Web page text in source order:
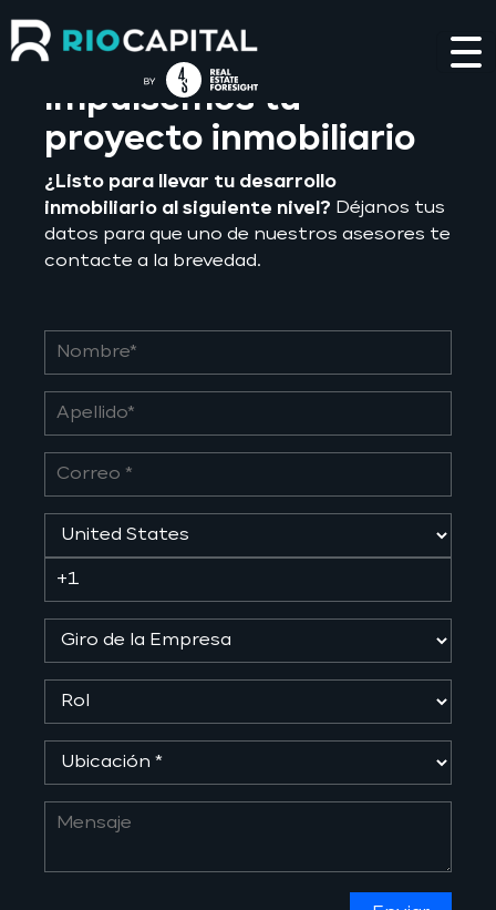
Impulsemos tu
proyecto inmobiliario
¿Listo para llevar tu desarrollo
inmobiliario al siguiente nivel? Déjanos tus
datos para que uno de nuestros asesores te
contacte a la brevedad.